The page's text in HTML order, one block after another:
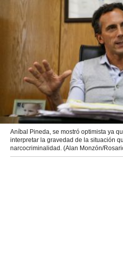
Aníbal Pineda, se mostró optimista ya
interpretar la gravedad de la situación
narcocriminalidad. (Alan Monzón/